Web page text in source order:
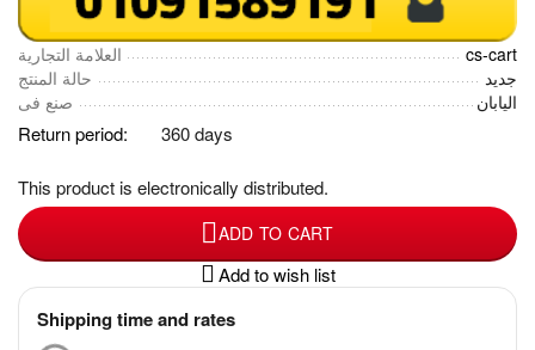
العلامة التجارية
cs-cart
حالة المنتج
جديد
صنع فى
اليابان
Return period: 360 days
This product is electronically distributed.
ADD TO CART
Add to wish list
Shipping time and rates